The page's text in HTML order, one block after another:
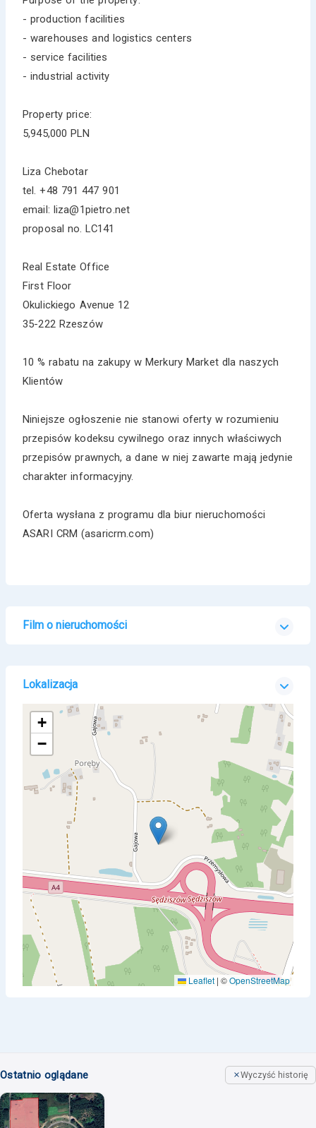
- production facilities
- warehouses and logistics centers
- service facilities
- industrial activity
Property price:
5,945,000 PLN
Liza Chebotar
tel. +48 791 447 901
email: liza@1pietro.net
proposal no. LC141
Real Estate Office
First Floor
Okulickiego Avenue 12
35-222 Rzeszów
10 % rabatu na zakupy w Merkury Market dla naszych
Klientów
Niniejsze ogłoszenie nie stanowi oferty w rozumieniu
przepisów kodeksu cywilnego oraz innych właściwych
przepisów prawnych, a dane w niej zawarte mają jedynie
charakter informacyjny.
Oferta wysłana z programu dla biur nieruchomości
ASARI CRM (asaricrm.com)
Film o nieruchomości
Lokalizacja
+
−
Leaflet | ©OpenStreetMap
Ostatnio oglądane Wyczyść historię